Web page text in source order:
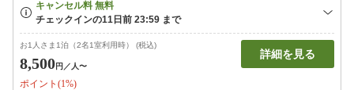
お1人さま1泊（2名1室利用時） (税込)
8,500円 ／人〜
ポイント(1%)
詳細を見る